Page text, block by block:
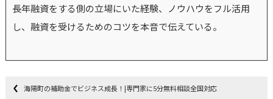
長年融資をする側の立場にいた経験、ノウハウをフル活用
し、融資を受けるためのコツを本音で伝えている。
海陽町の補助金でビジネス成長！|専門家に5分無料相談全国対応